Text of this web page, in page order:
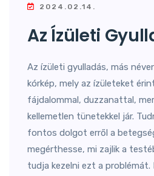
2024.02.14.
Az Ízületi
Az ízületi gyulladás, más
kórkép, mely az ízületeket
fájdalommal, duzzanattal,
kellemetlen tünetekkel jár.
fontos dolgot erről a
megérthesse, mi zajlik a
tudja kezelni ezt a problémát.